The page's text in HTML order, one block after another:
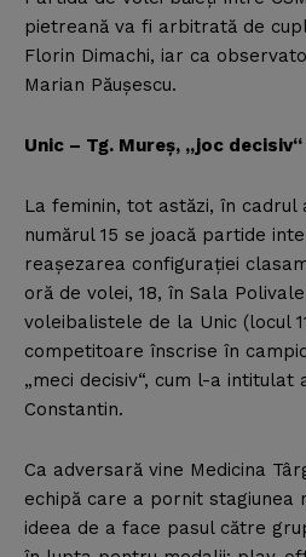
pietreană va fi arbitrată de
Florin Dimachi, iar ca
Marian Păuşescu.
Unic – Tg. Mureş, „joc
La feminin, tot astăzi, în cadrul
numărul 15 se joacă partide
reaşezarea configuraţiei
oră de volei, 18, în Sala
voleibalistele de la Unic (locul
competitoare înscrise în
„meci decisiv“, cum l-a intitulat
Constantin.
Ca adversară vine Medicina
echipă care a pornit stagiunea
ideea de a face pasul către